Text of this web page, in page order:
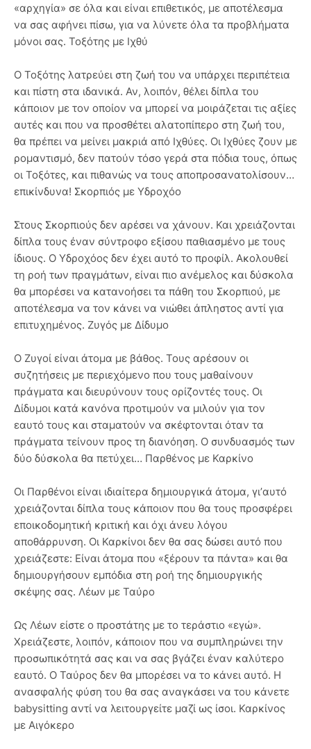
«αρχηγία» σε όλα και είναι επιθετικός, με αποτέλεσμα
να σας αφήνει πίσω, για να λύνετε όλα τα προβλήματα
μόνοι σας. Τοξότης με Ιχθύ
Ο Τοξότης λατρεύει στη ζωή του να υπάρχει περιπέτεια
και πίστη στα ιδανικά. Αν, λοιπόν, θέλει δίπλα του
κάποιον με τον οποίον να μπορεί να μοιράζεται τις αξίες
αυτές και που να προσθέτει αλατοπίπερο στη ζωή του,
θα πρέπει να μείνει μακριά από Ιχθύες. Οι Ιχθύες ζουν με
ρομαντισμό, δεν πατούν τόσο γερά στα πόδια τους, όπως
οι Τοξότες, και πιθανώς να τους αποπροσανατολίσουν…
επικίνδυνα! Σκορπιός με Υδροχόο
Στους Σκορπιούς δεν αρέσει να χάνουν. Και χρειάζονται
δίπλα τους έναν σύντροφο εξίσου παθιασμένο με τους
ίδιους. Ο Υδροχόος δεν έχει αυτό το προφίλ. Ακολουθεί
τη ροή των πραγμάτων, είναι πιο ανέμελος και δύσκολα
θα μπορέσει να κατανοήσει τα πάθη του Σκορπιού, με
αποτέλεσμα να τον κάνει να νιώθει άπληστος αντί για
επιτυχημένος. Ζυγός με Δίδυμο
Ο Ζυγοί είναι άτομα με βάθος. Τους αρέσουν οι
συζητήσεις με περιεχόμενο που τους μαθαίνουν
πράγματα και διευρύνουν τους ορίζοντές τους. Οι
Δίδυμοι κατά κανόνα προτιμούν να μιλούν για τον
εαυτό τους και σταματούν να σκέφτονται όταν τα
πράγματα τείνουν προς τη διανόηση. Ο συνδυασμός των
δύο δύσκολα θα πετύχει… Παρθένος με Καρκίνο
Οι Παρθένοι είναι ιδιαίτερα δημιουργικά άτομα, γι’αυτό
χρειάζονται δίπλα τους κάποιον που θα τους προσφέρει
εποικοδομητική κριτική και όχι άνευ λόγου
αποθάρρυνση. Οι Καρκίνοι δεν θα σας δώσει αυτό που
χρειάζεστε: Είναι άτομα που «ξέρουν τα πάντα» και θα
δημιουργήσουν εμπόδια στη ροή της δημιουργικής
σκέψης σας. Λέων με Ταύρο
Ως Λέων είστε ο προστάτης με το τεράστιο «εγώ».
Χρειάζεστε, λοιπόν, κάποιον που να συμπληρώνει την
προσωπικότητά σας και να σας βγάζει έναν καλύτερο
εαυτό. Ο Ταύρος δεν θα μπορέσει να το κάνει αυτό. Η
ανασφαλής φύση του θα σας αναγκάσει να του κάνετε
babysitting αντί να λειτουργείτε μαζί ως ίσοι. Καρκίνος
με Αιγόκερo